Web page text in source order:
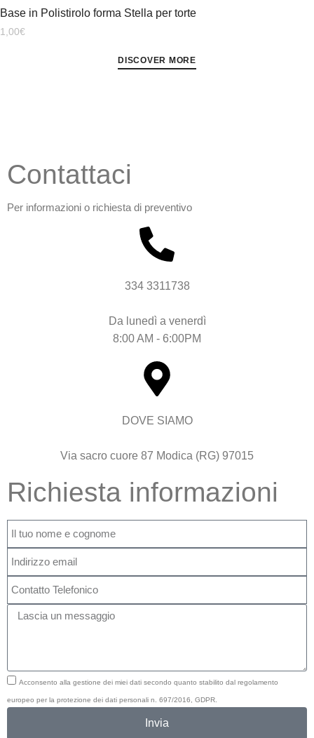
Base in Polistirolo forma Stella per torte
1,00€
DISCOVER MORE
Contattaci
Per informazioni o richiesta di preventivo
334 3311738
Da lunedì a venerdì
8:00 AM - 6:00PM
DOVE SIAMO
Via sacro cuore 87 Modica (RG) 97015
Richiesta informazioni
Acconsento alla gestione dei miei dati secondo quanto stabilito dal regolamento
europeo per la protezione dei dati personali n. 697/2016, GDPR.
Invia